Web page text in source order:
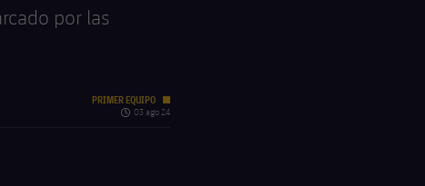
por las
PRIMER EQUIPO
label.quiz.clock
03 ago 24